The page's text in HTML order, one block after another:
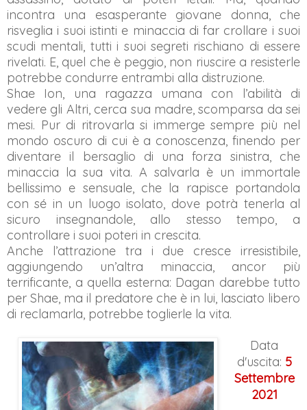
incontra una esasperante giovane donna, che
risveglia i suoi istinti e minaccia di far crollare i suoi
scudi mentali, tutti i suoi segreti rischiano di essere
rivelati. E, quel che è peggio, non riuscire a resisterle
potrebbe condurre entrambi alla distruzione.
Shae Ion, una ragazza umana con l’abilità di
vedere gli Altri, cerca sua madre, scomparsa da sei
mesi. Pur di ritrovarla si immerge sempre più nel
mondo oscuro di cui è a conoscenza, finendo per
diventare il bersaglio di una forza sinistra, che
minaccia la sua vita. A salvarla è un immortale
bellissimo e sensuale, che la rapisce portandola
con sé in un luogo isolato, dove potrà tenerla al
sicuro insegnandole, allo stesso tempo, a
controllare i suoi poteri in crescita.
Anche l’attrazione tra i due cresce irresistibile,
aggiungendo un’altra minaccia, ancor più
terrificante, a quella esterna: Dagan darebbe tutto
per Shae, ma il predatore che è in lui, lasciato libero
di reclamarla, potrebbe toglierle la vita.
Data
d'uscita: 5
Settembre
2021